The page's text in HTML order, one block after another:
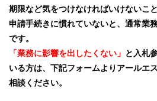
期限など気をつけなければいけないこ
申請手続きに慣れていないと、通常業
です。
「業務に影響を出したくない」 と入札
いる方は、下記フォームよりアールエ
相談ください。